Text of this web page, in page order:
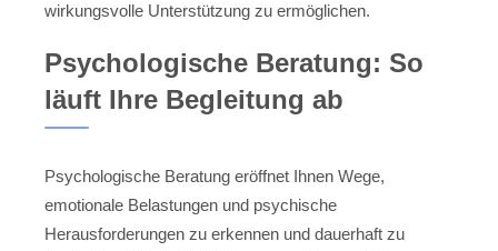
wirkungsvolle Unterstützung zu ermöglichen.
Psychologische Beratung: So
läuft Ihre Begleitung ab
Psychologische Beratung eröffnet Ihnen Wege,
emotionale Belastungen und psychische
Herausforderungen zu erkennen und dauerhaft zu